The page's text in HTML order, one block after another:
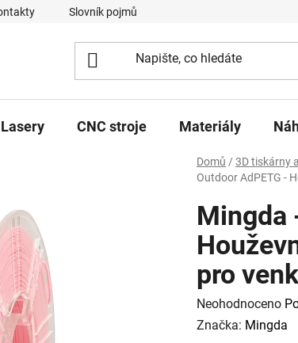
Slovník pojmů
Lasery CNC stroje Materiály
Domů / 3D tiskárny
Outdoor AdPETG -
Mingda
pro
Průměrné
hodnocení
Neohodnoceno
Značka: Mingda